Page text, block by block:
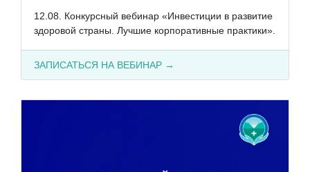
12.08. Конкурсный вебинар «Инвестиции в развитие
здоровой страны. Лучшие корпоративные практики».
ЗАПИСАТЬСЯ НА ВЕБИНАР →